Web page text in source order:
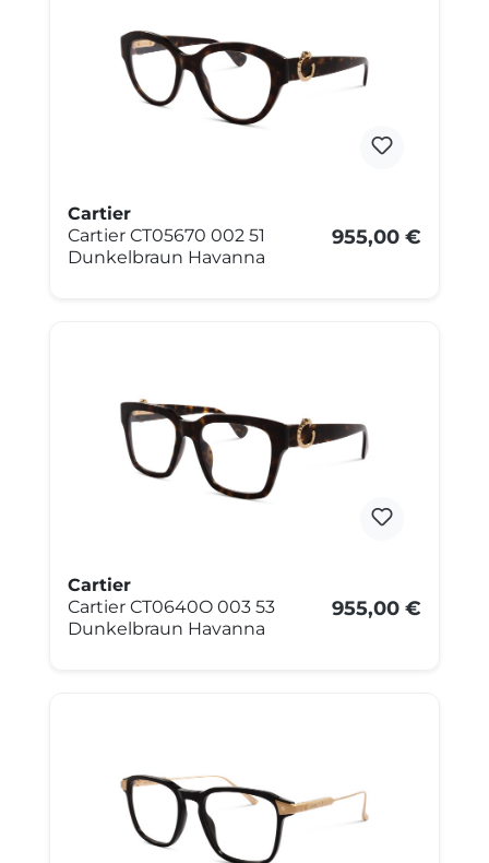
Cartier
Cartier CT05670 002 51
Dunkelbraun Havanna
955,00 €
Cartier
Cartier CT0640O 003 53
Dunkelbraun Havanna
955,00 €